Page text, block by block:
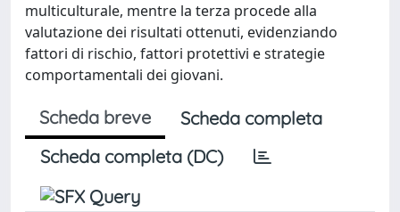
multiculturale, mentre la terza procede alla
valutazione dei risultati ottenuti, evidenziando
fattori di rischio, fattori protettivi e strategie
comportamentali dei giovani.
Scheda breve
Scheda completa
Scheda completa (DC)